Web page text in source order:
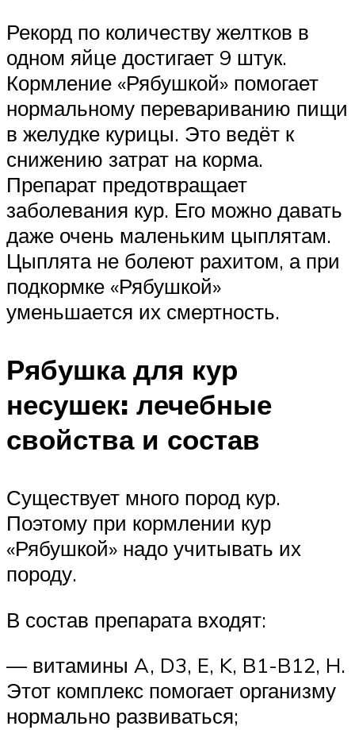
Рекорд по количеству желтков в
одном яйце достигает 9 штук.
Кормление «Рябушкой» помогает
нормальному перевариванию пищи
в желудке курицы. Это ведёт к
снижению затрат на корма.
Препарат предотвращает
заболевания кур. Его можно давать
даже очень маленьким цыплятам.
Цыплята не болеют рахитом, а при
подкормке «Рябушкой»
уменьшается их смертность.
Рябушка для кур
несушек: лечебные
свойства и состав
Существует много пород кур.
Поэтому при кормлении кур
«Рябушкой» надо учитывать их
породу.
В состав препарата входят:
— витамины A, D3, E, K, B1-B12, H.
Этот комплекс помогает организму
нормально развиваться;